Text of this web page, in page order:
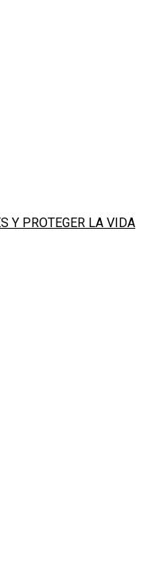
Y PROTEGER LA VIDA